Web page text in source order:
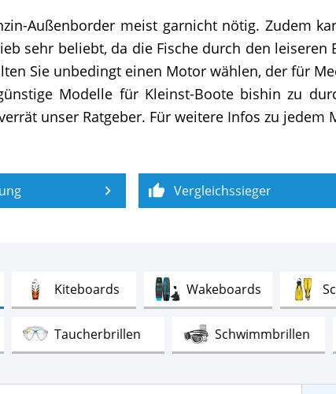
Außenborder meist garnicht nötig. Zudem
sehr beliebt, da die Fische durch den leiseren
Sie unbedingt einen Motor wählen, der für
Modelle für Kleinst-Boote bishin zu
unser Ratgeber. Für weitere Infos zu jedem
Vergleichssieger
Kiteboards Wakeboards
Taucherbrillen Schwimmbrillen